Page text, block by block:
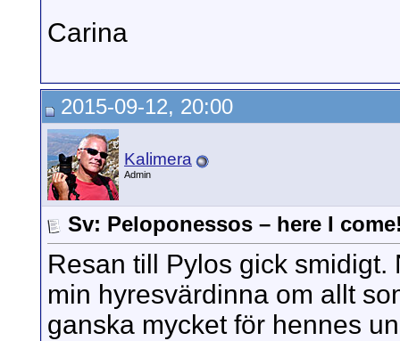
Carina
2015-09-12, 20:00
Kalimera
Admin
Sv: Peloponessos – here I
Resan till Pylos gick
min hyresvärdinna om allt
ganska mycket för hennes